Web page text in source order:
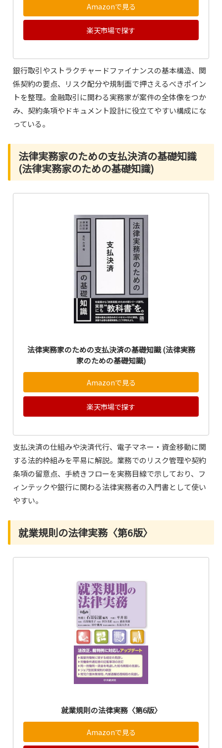
Amazonで見る
楽天市場で探す
銀行取引やストラクチャードファイナンスの基本構造、関
係契約の要点、リスク配分や規制面で押さえるべきポイン
トを整理。金融取引に関わる実務家が案件の全体像をつか
み、契約条項やドキュメント設計に役立てやすい構成にな
っている。
法律実務家のための支払決済の基礎知識
(法律実務家のための基礎知識)
法律実務家のための支払決済の基礎知識 (法律実務
家のための基礎知識)
Amazonで見る
楽天市場で探す
支払決済の仕組みや決済代行、電子マネー・資金移動に関
する法的枠組みを平易に解説。業務でのリスク管理や契約
条項の留意点、手続きフローを実務目線で示しており、フ
ィンテックや銀行に関わる法律実務者の入門書として使い
やすい。
就業規則の法律実務〈第6版〉
就業規則の法律実務〈第6版〉
Amazonで見る